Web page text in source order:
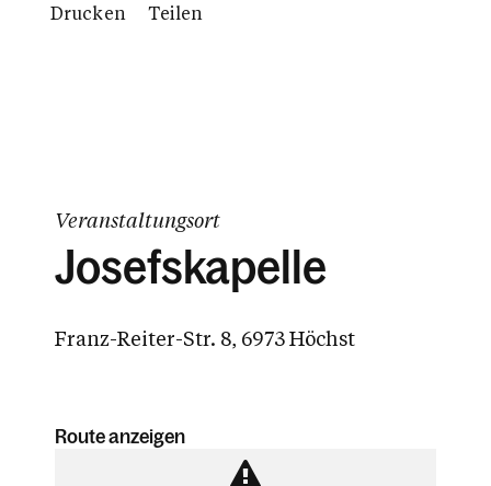
Drucken Teilen
Veranstaltungsort
Josefskapelle
Franz-Reiter-Str. 8, 6973 Höchst
Route anzeigen